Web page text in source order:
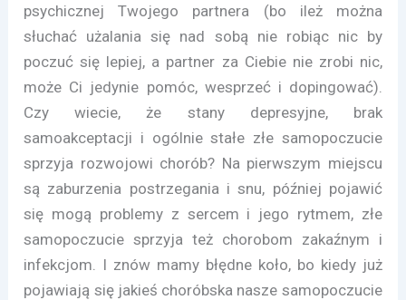
psychicznej Twojego partnera (bo ileż można
słuchać użalania się nad sobą nie robiąc nic by
poczuć się lepiej, a partner za Ciebie nie zrobi nic,
może Ci jedynie pomóc, wesprzeć i dopingować).
Czy wiecie, że stany depresyjne, brak
samoakceptacji i ogólnie stałe złe samopoczucie
sprzyja rozwojowi chorób? Na pierwszym miejscu
są zaburzenia postrzegania i snu, później pojawić
się mogą problemy z sercem i jego rytmem, złe
samopoczucie sprzyja też chorobom zakaźnym i
infekcjom. I znów mamy błędne koło, bo kiedy już
pojawiają się jakieś choróbska nasze samopoczucie